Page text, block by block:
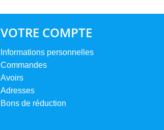
VOTRE COMPTE
Informations personnelles
Commandes
Avoirs
Adresses
Bons de réduction